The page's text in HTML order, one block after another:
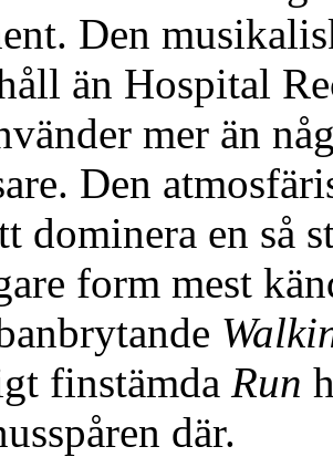
Den
än Hospital
mer än
Den
dominera en så
form mest
finstämda Run
där.